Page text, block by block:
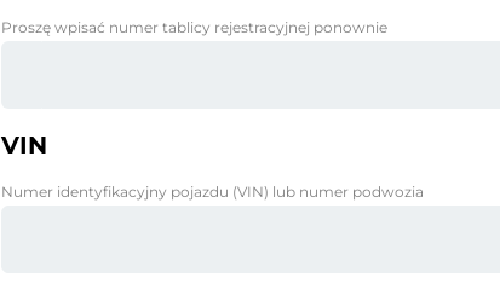
Proszę wpisać numer tablicy rejestracyjnej ponownie
VIN
Numer identyfikacyjny pojazdu (VIN) lub numer podwozia